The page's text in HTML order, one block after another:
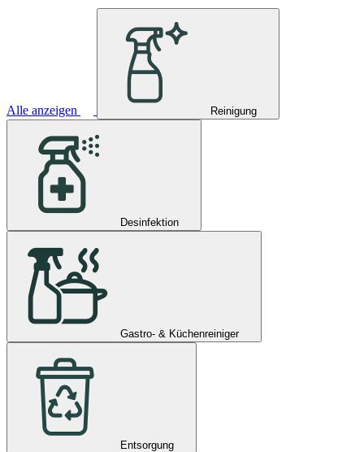
Alle anzeigen Reinigung
Desinfektion
Gastro- & Küchenreiniger
Entsorgung